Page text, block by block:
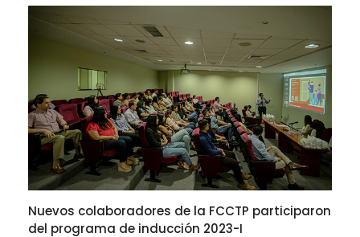
Nuevos colaboradores de la FCCTP participaron
del programa de inducción 2023-I